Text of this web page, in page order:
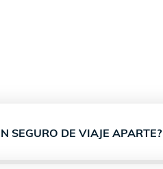
SEGURO DE VIAJE APARTE?